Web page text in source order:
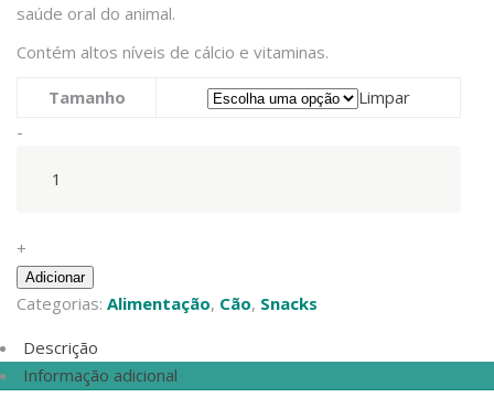
saúde oral do animal.
Contém altos níveis de cálcio e vitaminas.
Tamanho
Limpar
Arquivet
Arquibone
quantity
-
+
Adicionar
Categorias: Alimentação, Cão, Snacks
Descrição
Informação adicional